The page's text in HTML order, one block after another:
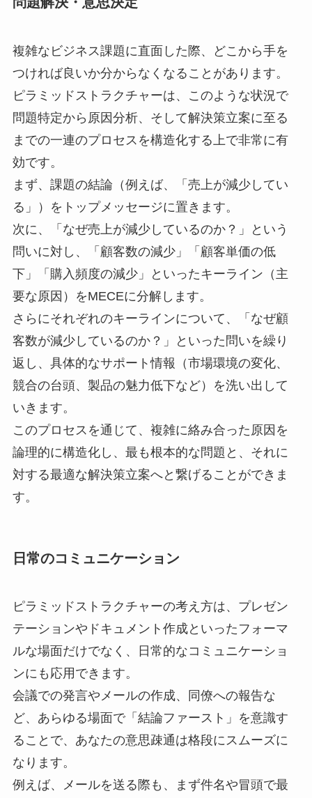
複雑なビジネス課題に直面した際、どこから手を
つければ良いか分からなくなることがあります。
ピラミッドストラクチャーは、このような状況で
問題特定から原因分析、そして解決策立案に至る
までの一連のプロセスを構造化する上で非常に有
効です。
まず、課題の結論（例えば、「売上が減少してい
る」）をトップメッセージに置きます。
次に、「なぜ売上が減少しているのか？」という
問いに対し、「顧客数の減少」「顧客単価の低
下」「購入頻度の減少」といったキーライン（主
要な原因）をMECEに分解します。
さらにそれぞれのキーラインについて、「なぜ顧
客数が減少しているのか？」といった問いを繰り
返し、具体的なサポート情報（市場環境の変化、
競合の台頭、製品の魅力低下など）を洗い出して
いきます。
このプロセスを通じて、複雑に絡み合った原因を
論理的に構造化し、最も根本的な問題と、それに
対する最適な解決策立案へと繋げることができま
す。
日常のコミュニケーション
ピラミッドストラクチャーの考え方は、プレゼン
テーションやドキュメント作成といったフォーマ
ルな場面だけでなく、日常的なコミュニケーショ
ンにも応用できます。
会議での発言やメールの作成、同僚への報告な
ど、あらゆる場面で「結論ファースト」を意識す
ることで、あなたの意思疎通は格段にスムーズに
なります。
例えば、メールを送る際も、まず件名や冒頭で最